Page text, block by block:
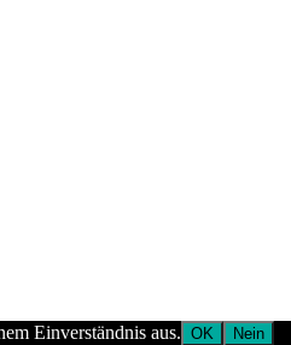
Einverständnis aus. OK Nein